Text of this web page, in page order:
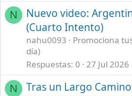
N
Nuevo video:
(Cuarto Intento)
nahu0093
Promociona
día)
Respuestas 0 27 Jul 2026
N
Tras un Largo